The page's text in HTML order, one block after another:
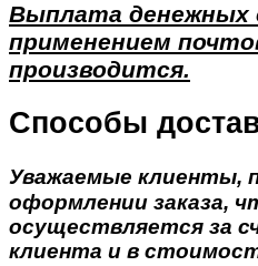
Выплата денежных
применением
производится.
Способы
Уважаемые клиенты,
оформлении заказа,
осуществляется за
клиента и в